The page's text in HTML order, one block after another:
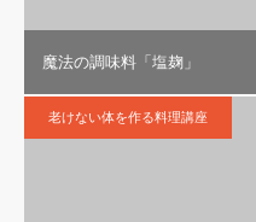
魔法の調味料「塩麹」
老けない体を作る料理講座